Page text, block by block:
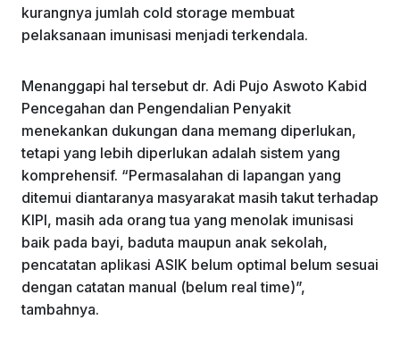
kurangnya jumlah cold storage membuat
pelaksanaan imunisasi menjadi terkendala.
Menanggapi hal tersebut dr. Adi Pujo Aswoto Kabid
Pencegahan dan Pengendalian Penyakit
menekankan dukungan dana memang diperlukan,
tetapi yang lebih diperlukan adalah sistem yang
komprehensif. “Permasalahan di lapangan yang
ditemui diantaranya masyarakat masih takut terhadap
KIPI, masih ada orang tua yang menolak imunisasi
baik pada bayi, baduta maupun anak sekolah,
pencatatan aplikasi ASIK belum optimal belum sesuai
dengan catatan manual (belum real time)”,
tambahnya.